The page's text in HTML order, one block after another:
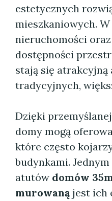
estetycznych
mieszkaniowych.
nieruchomości
dostępności
stają się
tradycyjnych,
Dzięki
domy mogą
które często
budynkami.
atutów domów
murowanąjest ich